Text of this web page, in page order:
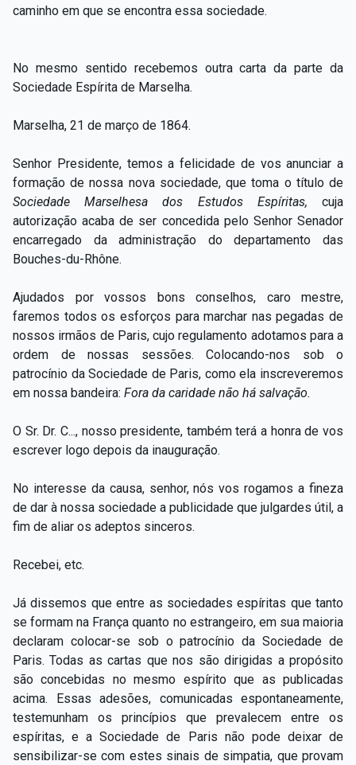
caminho em que se encontra essa sociedade.
No mesmo sentido recebemos outra carta da parte da
Sociedade Espírita de Marselha.
Marselha, 21 de março de 1864.
Senhor Presidente, temos a felicidade de vos anunciar a
formação de nossa nova sociedade, que toma o título de
Sociedade Marselhesa dos Estudos Espíritas, cuja
autorização acaba de ser concedida pelo Senhor Senador
encarregado da administração do departamento das
Bouches-du-Rhône.
Ajudados por vossos bons conselhos, caro mestre,
faremos todos os esforços para marchar nas pegadas de
nossos irmãos de Paris, cujo regulamento adotamos para a
ordem de nossas sessões. Colocando-nos sob o
patrocínio da Sociedade de Paris, como ela inscreveremos
em nossa bandeira: Fora da caridade não há salvação.
O Sr. Dr. C..., nosso presidente, também terá a honra de vos
escrever logo depois da inauguração.
No interesse da causa, senhor, nós vos rogamos a fineza
de dar à nossa sociedade a publicidade que julgardes útil, a
fim de aliar os adeptos sinceros.
Recebei, etc.
Já dissemos que entre as sociedades espíritas que tanto
se formam na França quanto no estrangeiro, em sua maioria
declaram colocar-se sob o patrocínio da Sociedade de
Paris. Todas as cartas que nos são dirigidas a propósito
são concebidas no mesmo espírito que as publicadas
acima. Essas adesões, comunicadas espontaneamente,
testemunham os princípios que prevalecem entre os
espíritas, e a Sociedade de Paris não pode deixar de
sensibilizar-se com estes sinais de simpatia, que provam